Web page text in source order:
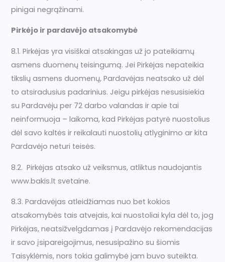
pinigai negrąžinami.
Pirkėjo ir pardavėjo atsakomybė
8.1. Pirkėjas yra visiškai atsakingas už jo pateikiamų
asmens duomenų teisingumą. Jei Pirkėjas nepateikia
tikslių asmens duomenų, Pardavėjas neatsako už dėl
to atsiradusius padarinius. Jeigu pirkėjas nesusisiekia
su Pardavėju per 72 darbo valandas ir apie tai
neinformuoja – laikoma, kad Pirkėjas patyrė nuostolius
dėl savo kaltės ir reikalauti nuostolių atlyginimo ar kita
Pardavėjo neturi teisės.
8.2. Pirkėjas atsako už veiksmus, atliktus naudojantis
www.bakis.lt svetaine.
8.3. Pardavėjas atleidžiamas nuo bet kokios
atsakomybės tais atvejais, kai nuostoliai kyla dėl to, jog
Pirkėjas, neatsižvelgdamas į Pardavėjo rekomendacijas
ir savo įsipareigojimus, nesusipažino su šiomis
Taisyklėmis, nors tokia galimybė jam buvo suteikta.